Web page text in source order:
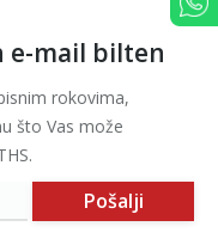
e-mail bilten
rokovima,
što Vas može